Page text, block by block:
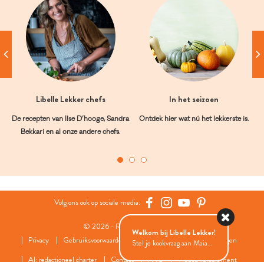
Libelle Lekker chefs
De recepten van Ilse D’hooge, Sandra
Bekkari en al onze andere chefs.
In het seizoen
Ontdek hier wat nú het lekkerste is.
Volg ons ook op sociale media:
© 2026 - Roularta Media Group
Privacy
Gebruiksvoorwaarden Cookies
Cookies instellingen
AI: redactioneel charter
Contact FAQ Wedstrijdreglement
Welkom bij Libelle Lekker!
Stel je kookvraag aan Maia...